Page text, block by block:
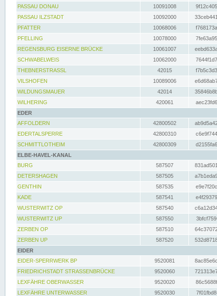
PASSAU DONAU
10091008
PASSAU ILZSTADT
10092000
PFATTER
10068006
PFELLING
10078000
REGENSBURG EISERNE BRÜCKE
10061007
SCHWABELWEIS
10062000
THEBNERSTRASSL
42015
VILSHOFEN
10089006
WILDUNGSMAUER
42014
WILHERING
420061
EDER
AFFOLDERN
42800502
EDERTALSPERRE
42800310
SCHMITTLOTHEIM
42800309
ELBE-HAVEL-KANAL
BURG
587507
DETERSHAGEN
587505
GENTHIN
587535
KADE
587541
WUSTERWITZ OP
587540
WUSTERWITZ UP
587550
ZERBEN OP
587510
ZERBEN UP
587520
EIDER
EIDER-SPERRWERK BP
9520081
FRIEDRICHSTADT STRASSENBRÜCKE
9520060
LEXFÄHRE OBERWASSER
9520020
LEXFÄHRE UNTERWASSER
9520030